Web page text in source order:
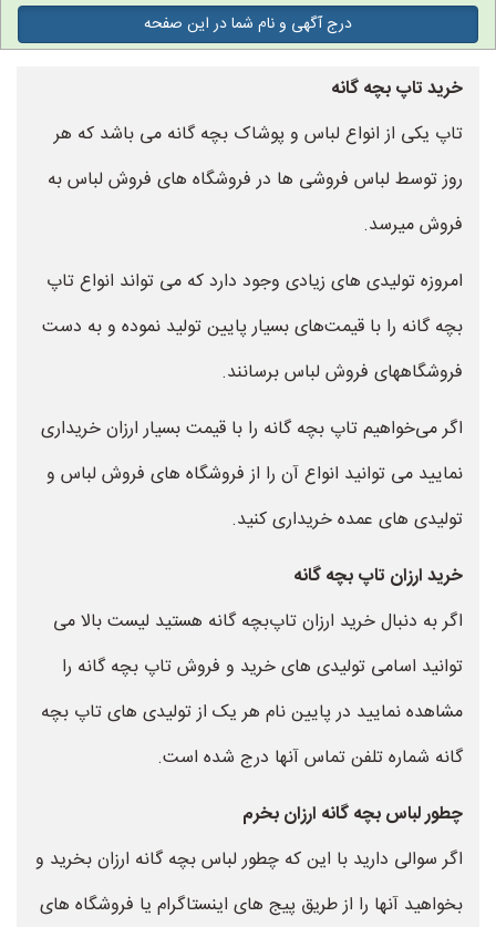
درج آگهی و نام شما در این صفحه
خرید تاپ بچه گانه
تاپ یکی از انواع لباس و پوشاک بچه گانه می باشد که هر
روز توسط لباس فروشی ها در فروشگاه های فروش لباس به
فروش میرسد.
امروزه تولیدی های زیادی وجود دارد که می تواند انواع تاپ
بچه گانه را با قیمت‌های بسیار پایین تولید نموده و به دست
فروشگاههای فروش لباس برسانند.
اگر می‌خواهیم تاپ بچه گانه را با قیمت بسیار ارزان خریداری
نمایید می توانید انواع آن را از فروشگاه های فروش لباس و
تولیدی های عمده خریداری کنید.
خرید ارزان تاپ بچه گانه
اگر به دنبال خرید ارزان تاپ‌بچه گانه هستید لیست بالا می
توانید اسامی تولیدی های خرید و فروش تاپ بچه گانه را
مشاهده نمایید در پایین نام هر یک از تولیدی های تاپ بچه
گانه شماره تلفن تماس آنها درج شده است.
چطور لباس بچه گانه ارزان بخرم
اگر سوالی دارید با این که چطور لباس بچه گانه ارزان بخرید و
بخواهید آنها را از طریق پیج های اینستاگرام یا فروشگاه های